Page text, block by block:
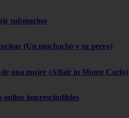
submarino
(Un muchacho y su perro)
una mujer (Affair in Monte Carlo)
online imprescindibles